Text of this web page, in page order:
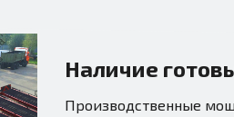
Наличие
Производственные